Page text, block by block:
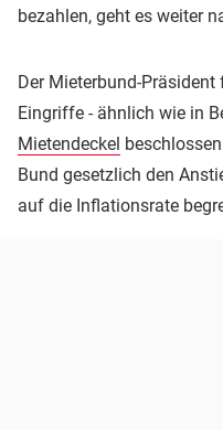
bezahlen, geht es weiter
Der Mieterbund-
Eingriffe - ähnlich wie in
Mietendeckel
Bund gesetzlich den
auf die Inflationsrate